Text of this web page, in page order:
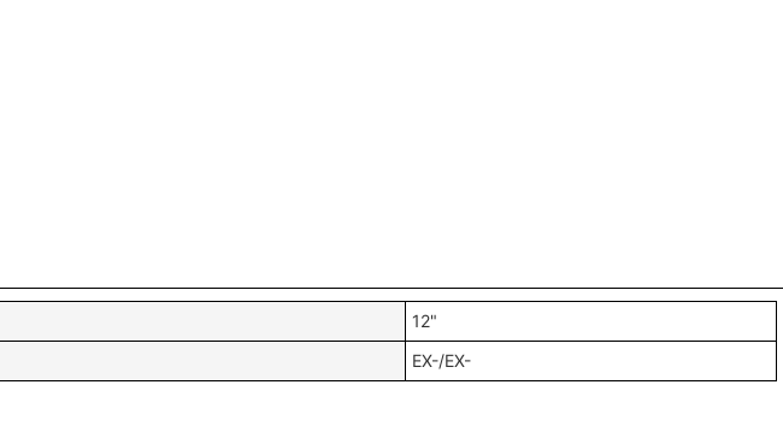
12"
EX-/EX-